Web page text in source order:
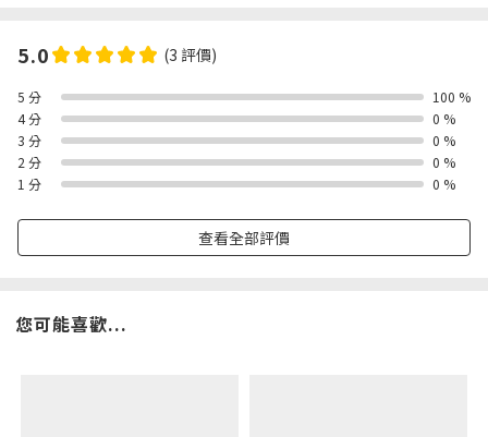
5.0 (3 評價)
5 分
100 %
4 分
0 %
3 分
0 %
2 分
0 %
1 分
0 %
查看全部評價
您可能喜歡...